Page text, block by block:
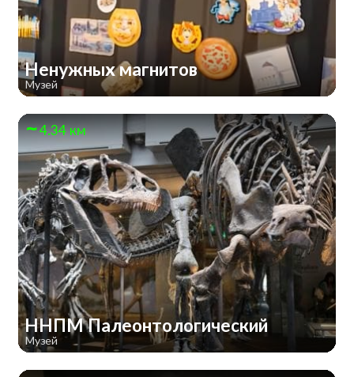
Ненужных магнитов
Музей
4.34 км
ННПМ Палеонтологический
Музей